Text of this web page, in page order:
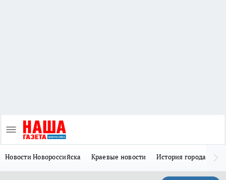
Новости Новороссийска Краевые новости История города Н